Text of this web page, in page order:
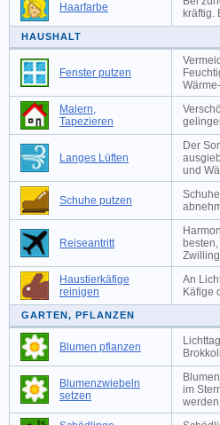
Haarfarbe
kräftig.
HAUSHALT
Fenster putzen
Malern,
Tapezieren
Langes Lüften
Der
und
Schuhe putzen
Reiseantritt
Haustierkäfige
reinigen
An
Käfige
GARTEN, PFLANZEN
Blumen pflanzen
Blumenzwiebeln
setzen
im